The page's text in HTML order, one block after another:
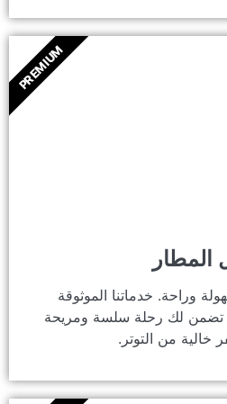
المطار
وراحة. خدماتنا الموثوقة
تضمن لك رحلة سلسة ومريحة
خالية من التوتر.
PREMIUM